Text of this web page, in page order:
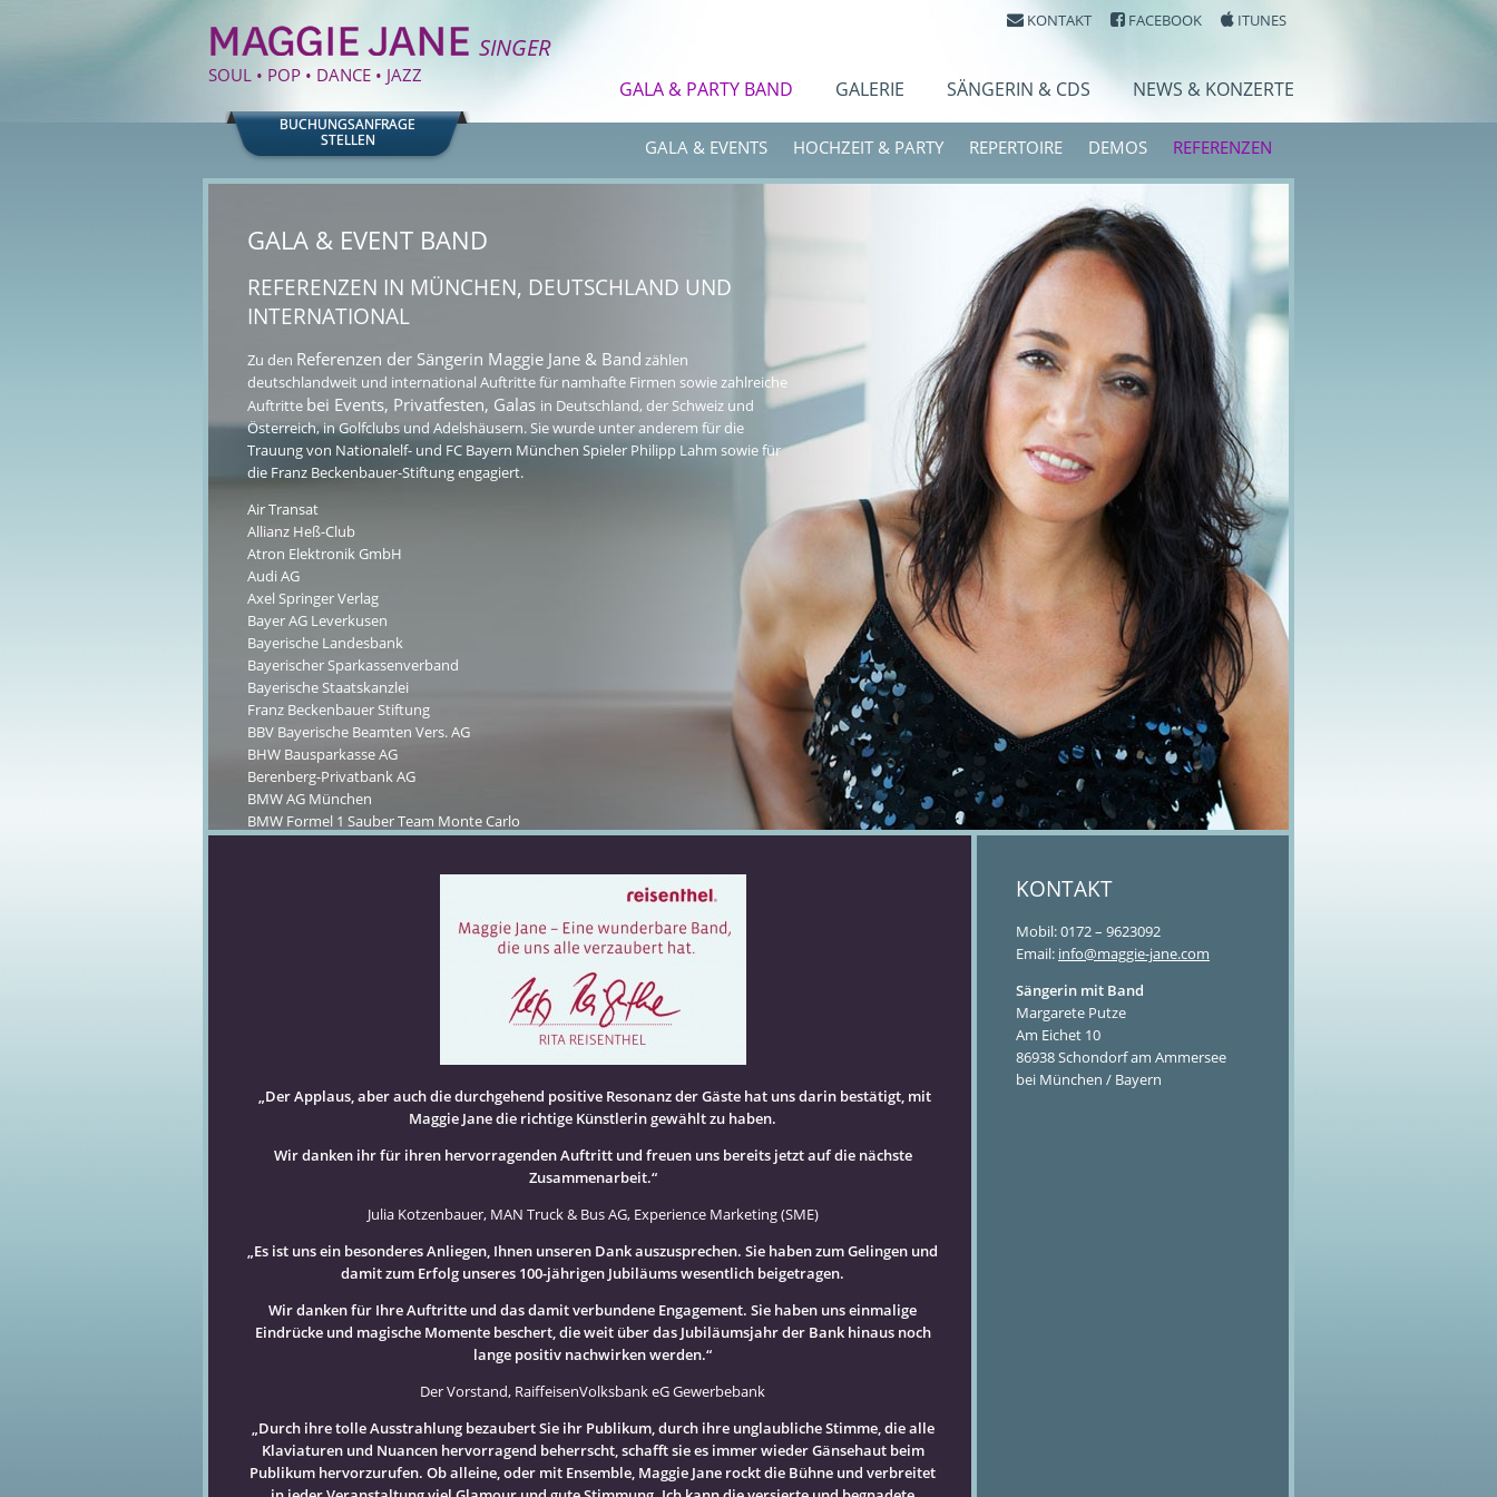
KONTAKT FACEBOOK ITUNES
SINGER
SOUL • POP • DANCE • JAZZ
GALA & PARTY BAND GALERIE SÄNGERIN & CDS NEWS & KONZERTE
BUCHUNGSANFRAGE
STELLEN
GALA & EVENTS HOCHZEIT & PARTY REPERTOIRE DEMOS REFERENZEN
GALA & EVENT BAND
REFERENZEN IN MÜNCHEN, DEUTSCHLAND UND
INTERNATIONAL
Zu den Referenzen der Sängerin Maggie Jane & Band zählen
deutschlandweit und international Auftritte für namhafte Firmen sowie zahlreiche
Auftritte bei Events, Privatfesten, Galas in Deutschland, der Schweiz und
Österreich, in Golfclubs und Adelshäusern. Sie wurde unter anderem für die
Trauung von Nationalelf- und FC Bayern München Spieler Philipp Lahm sowie für
die Franz Beckenbauer-Stiftung engagiert.
Air Transat
Allianz Heß-Club
Atron Elektronik GmbH
Audi AG
Axel Springer Verlag
Bayer AG Leverkusen
Bayerische Landesbank
Bayerischer Sparkassenverband
Bayerische Staatskanzlei
Franz Beckenbauer Stiftung
BBV Bayerische Beamten Vers. AG
BHW Bausparkasse AG
Berenberg-Privatbank AG
BMW AG München
BMW Formel 1 Sauber Team Monte Carlo
Forever Living Products
German Speaker Association e.V.
Infineon AG
Knorr-Bremse AG München
Kulturhaus Schlanders, Italien
Lufthansa City Center International
Lvmh-Konzern (vuitton-moet-hennessy)
MAN Truck & Bus AG
Mediadesign Hochschule München
Mercedes-Benz Stuttgart / München / Dresden
Mercedes Club SL 300
Mc Donald International
Münchner Freiheit Eisenrieder GmbH
„Der Applaus, aber auch die durchgehend positive Resonanz der Gäste hat uns darin bestätigt, mit
Maggie Jane die richtige Künstlerin gewählt zu haben.
Wir danken ihr für ihren hervorragenden Auftritt und freuen uns bereits jetzt auf die nächste
Zusammenarbeit.“
Julia Kotzenbauer, MAN Truck & Bus AG, Experience Marketing (SME)
„Es ist uns ein besonderes Anliegen, Ihnen unseren Dank auszusprechen. Sie haben zum Gelingen und
damit zum Erfolg unseres 100-jährigen Jubiläums wesentlich beigetragen.
Wir danken für Ihre Auftritte und das damit verbundene Engagement. Sie haben uns einmalige
Eindrücke und magische Momente beschert, die weit über das Jubiläumsjahr der Bank hinaus noch
lange positiv nachwirken werden.“
Der Vorstand, RaiffeisenVolksbank eG Gewerbebank
„Durch ihre tolle Ausstrahlung bezaubert Sie ihr Publikum, durch ihre unglaubliche Stimme, die alle
Klaviaturen und Nuancen hervorragend beherrscht, schafft sie es immer wieder Gänsehaut beim
Publikum hervorzurufen. Ob alleine, oder mit Ensemble, Maggie Jane rockt die Bühne und verbreitet
KONTAKT
Mobil: 0172 – 9623092
Email: info@maggie-jane.com
Sängerin mit Band
Margarete Putze
Am Eichet 10
86938 Schondorf am Ammersee
bei München / Bayern